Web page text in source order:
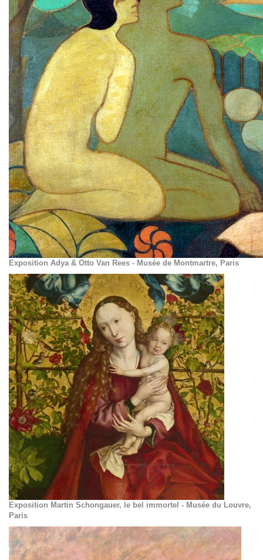
Exposition Adya & Otto Van Rees - Musée de Montmartre, Paris
Exposition Martin Schongauer, le bel immortel - Musée du Louvre,
Paris